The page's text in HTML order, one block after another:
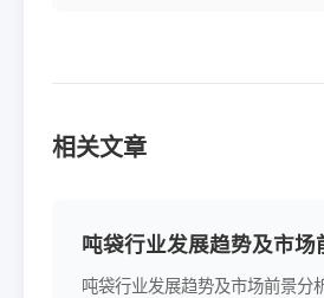
相关文章
吨袋行业发展趋势及市场
吨袋行业发展趋势及市场前景分